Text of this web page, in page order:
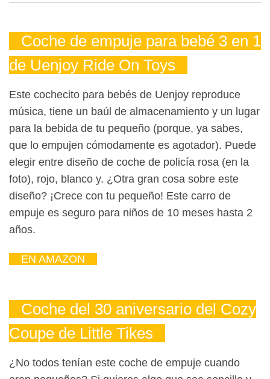
Coche de empuje para bebé 3 en 1
de Uenjoy Ride On Toys
Este cochecito para bebés de Uenjoy reproduce
música, tiene un baúl de almacenamiento y un lugar
para la bebida de tu pequeño (porque, ya sabes,
que lo empujen cómodamente es agotador). Puede
elegir entre diseño de coche de policía rosa (en la
foto), rojo, blanco y. ¿Otra gran cosa sobre este
diseño? ¡Crece con tu pequeño! Este carro de
empuje es seguro para niños de 10 meses hasta 2
años.
EN AMAZON
Coche del 30 aniversario del Cozy
Coupe de Little Tikes
¿No todos tenían este coche de empuje cuando